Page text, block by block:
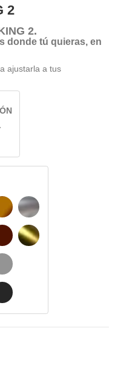
2
2.
donde tú quieras, en
ajustarla a tus
CRISTAL
CLARO
OSCURO
AVELLANA
CHOCOLATE
GRIS
GRIS OSCURO
PLATA
ORO